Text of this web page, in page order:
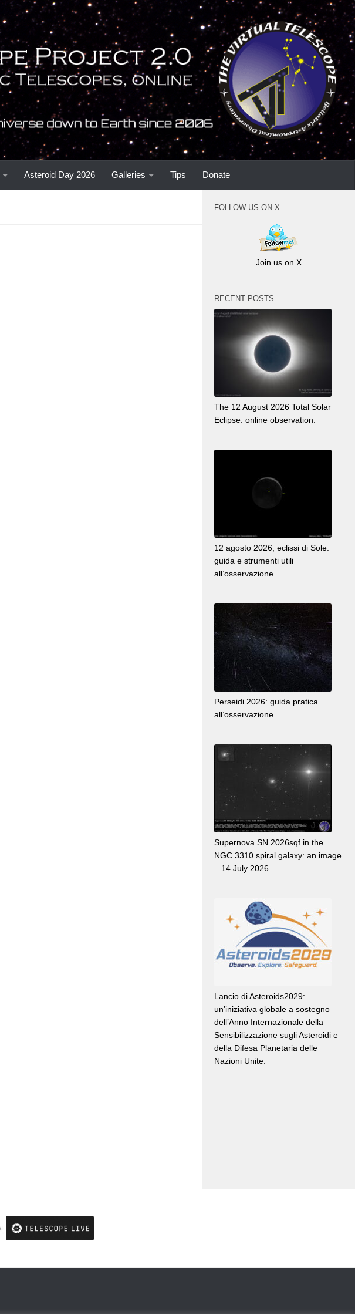
Asteroid Day 2026 Galleries Tips Donate
FOLLOW US ON X
Join us on X
RECENT POSTS
The 12 August 2026 Total Solar
Eclipse: online observation.
12 agosto 2026, eclissi di Sole:
guida e strumenti utili
all’osservazione
Perseidi 2026: guida pratica
all’osservazione
Supernova SN 2026sqf in the
NGC 3310 spiral galaxy: an image
– 14 July 2026
Lancio di Asteroids2029:
un’iniziativa globale a sostegno
dell’Anno Internazionale della
Sensibilizzazione sugli Asteroidi e
della Difesa Planetaria delle
Nazioni Unite.